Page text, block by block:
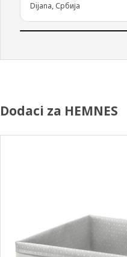
Dijana, Србија
Dodaci za HEMNES